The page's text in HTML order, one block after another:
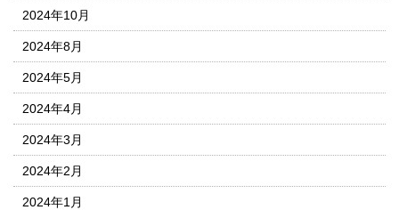
2024年10月
2024年8月
2024年5月
2024年4月
2024年3月
2024年2月
2024年1月